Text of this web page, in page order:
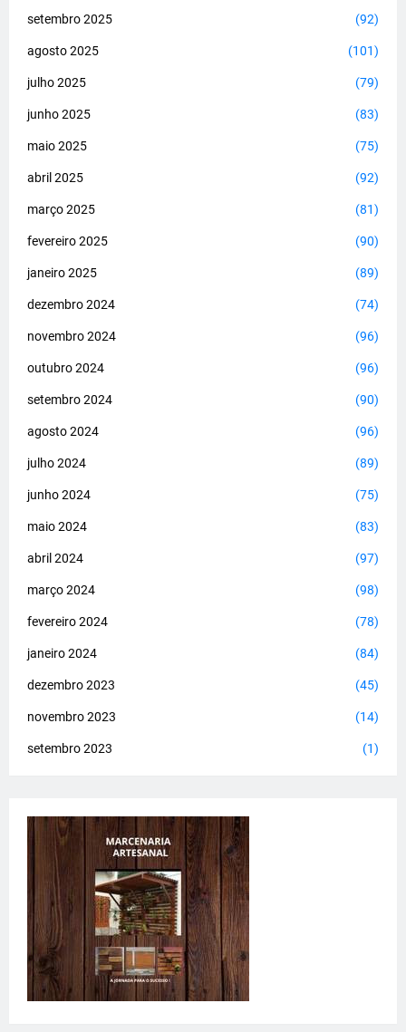
setembro 2025 (92)
agosto 2025 (101)
julho 2025 (79)
junho 2025 (83)
maio 2025 (75)
abril 2025 (92)
março 2025 (81)
fevereiro 2025 (90)
janeiro 2025 (89)
dezembro 2024 (74)
novembro 2024 (96)
outubro 2024 (96)
setembro 2024 (90)
agosto 2024 (96)
julho 2024 (89)
junho 2024 (75)
maio 2024 (83)
abril 2024 (97)
março 2024 (98)
fevereiro 2024 (78)
janeiro 2024 (84)
dezembro 2023 (45)
novembro 2023 (14)
setembro 2023 (1)